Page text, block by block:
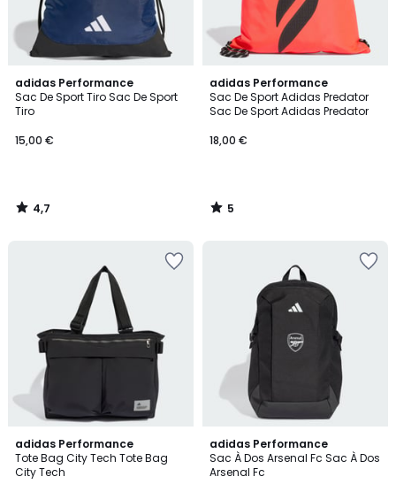
adidas Performance
Sac De Sport Tiro Sac De Sport
Tiro
15,00 €
4,7
/ 5
4,7
/
adidas Performance
Sac De Sport Adidas Predator
Sac De Sport Adidas Predator
18,00 €
5
/
5
5
/
adidas Performance
Tote Bag City Tech Tote Bag
City Tech
2
Couleurs
adidas Performance
Sac À Dos Arsenal Fc Sac À Dos
Arsenal Fc